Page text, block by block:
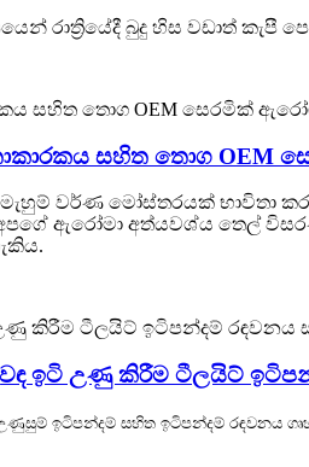
රාත්‍රියේදී බුදු හිස වඩාත් කැපී
සහිත තොග OEM
වර්ණ මෝස්තරයක් භාවිතා
ඇරෝමා අත්යවශ්ය තෙල්
සුවඳ ඉටි උණු කිරීම ටීලයිට්
ඉටිපන්දම් සහිත ඉටිපන්දම් රඳවනය